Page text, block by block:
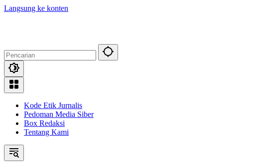
Langsung ke konten
Kode Etik Jurnalis
Pedoman Media Siber
Box Redaksi
Tentang Kami